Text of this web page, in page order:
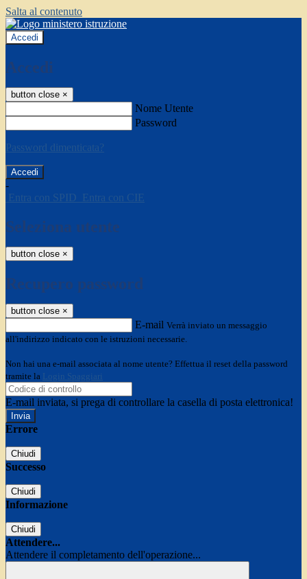
Salta al contenuto
Accedi
Accedi
button close ×
Nome Utente
Password
Password dimenticata?
-
Entra con SPID
Entra con CIE
Seleziona utente
button close ×
Recupero password
button close ×
E-mail Verrà inviato un messaggio
all'indirizzo indicato con le istruzioni necessarie.
Non hai una e-mail associata al nome utente? Effettua il reset della password
tramite la Login Spaggiari
E-mail inviata, si prega di controllare la casella di posta elettronica!
Errore
Chiudi
Successo
Chiudi
Informazione
Chiudi
Attendere...
Attendere il completamento dell'operazione...